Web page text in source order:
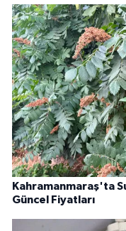
Kahramanmaraş'ta
Güncel Fiyatları